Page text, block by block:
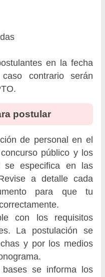
en la fecha
contrario serán
postular
de personal en el
público y los
se especifica en las
a detalle cada
para que tu
con los requisitos
La postulación se
y por los medios
se informa los